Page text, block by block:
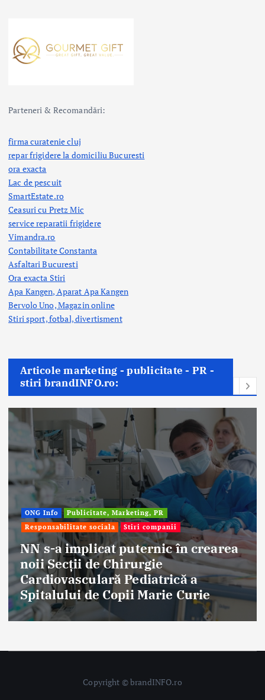
Parteneri & Recomandări:
firma curatenie cluj
repar frigidere la domiciliu Bucuresti
ora exacta
Lac de pescuit
SmartEstate.ro
Ceasuri cu Pretz Mic
service reparatii frigidere
Vimandra.ro
Contabilitate Constanta
Asfaltari Bucuresti
Ora exacta Stiri
Apa Kangen, Aparat Apa Kangen
Bervolo Uno, Magazin online
Stiri sport, fotbal,divertisment
Articole marketing - publicitate - PR -
stiri brandINFO.ro:
Afaceri & Economie
Publicitate, Marketing, PR
Stiri companii
Eternal Beauty, fondată la Salonta, a
aniversat 30 de ani în industria
frumuseții
Copyright © brandINFO.ro